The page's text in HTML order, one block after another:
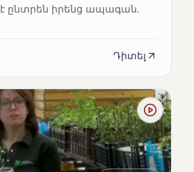
ընտրեն իրենց ապագան.
Դիտել